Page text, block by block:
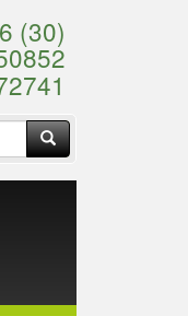
(30)
Keresés